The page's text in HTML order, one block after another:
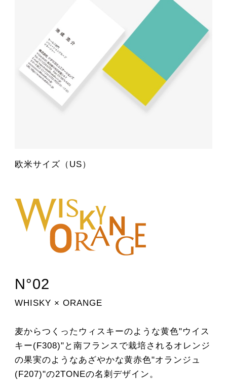
欧米サイズ（US）
N°02
WHISKY × ORANGE
麦からつくったウィスキーのような黄色"ウイス
キー(F308)"と南フランスで栽培されるオレンジ
の果実のようなあざやかな黄赤色"オランジュ
(F207)"の2TONEの名刺デザイン。